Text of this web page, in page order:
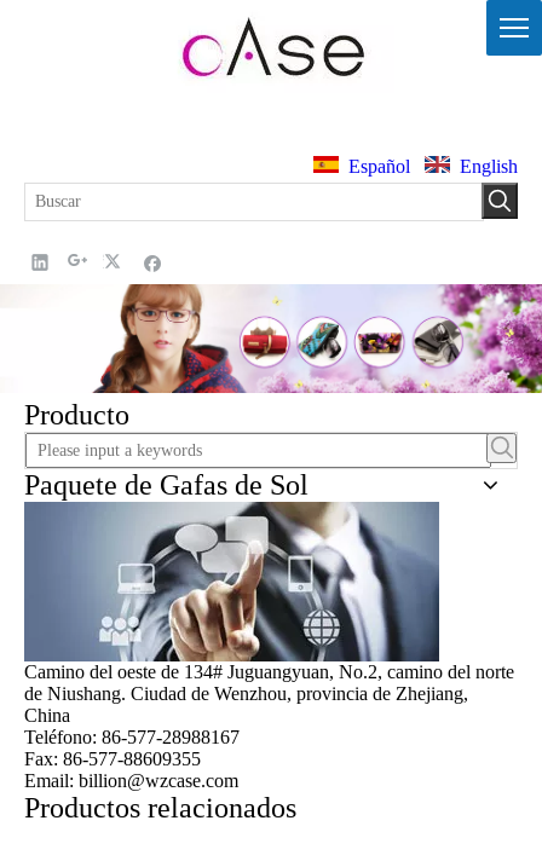
Español English
Producto
Paquete de Gafas de Sol
Camino del oeste de 134# Juguangyuan, No.2, camino del norte
de Niushang. Ciudad de Wenzhou, provincia de Zhejiang,
China
Teléfono: 86-577-28988167
Fax: 86-577-88609355
Email: billion@wzcase.com
Productos relacionados